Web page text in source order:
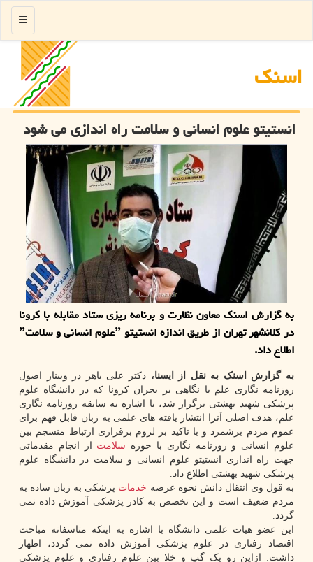
اسنك
منو
انستیتو علوم انسانی و سلامت راه اندازی می شود
به گزارش اسنك معاون نظارت و برنامه ریزی ستاد مقابله با كرونا
در كلانشهر تهران از طریق اندازه انستیتو ˮعلوم انسانی و سلامتˮ
اطلاع داد.
به گزارش اسنک به نقل از ایسنا،دکتر علی باهر در وبینار اصول
روزنامه نگاری علم با نگاهی بر بحران کرونا که در دانشگاه علوم
پزشکی شهید بهشتی برگزار شد، با اشاره به سابقه روزنامه نگاری
علم، هدف اصلی آنرا انتشار یافته های علمی به زبان قابل فهم برای
عموم مردم برشمرد و با تاکید بر لزوم برقراری ارتباط منسجم بین
علوم انسانی و روزنامه نگاری با حوزه سلامت از انجام مقدماتی
جهت راه اندازی انستیتو علوم انسانی و سلامت در دانشگاه علوم
پزشکی شهید بهشتی اطلاع داد.
به قول وی انتقال دانش نحوه عرضه خدمات پزشکی به زبان ساده به
مردم ضعیف است و این تخصص به کادر پزشکی آموزش داده نمی
گردد.
این عضو هیات علمی دانشگاه با اشاره به اینکه متاسفانه مباحث
اقتصاد رفتاری در علوم پزشکی آموزش داده نمی گردد، اظهار
داشت: ازاین رو یک گپ و خلا بین علوم رفتاری و علوم پزشکی